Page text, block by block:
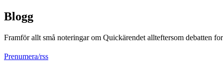
Blogg
Framför allt små noteringar om Quickärendet allteftersom debatten
Prenumera/rss